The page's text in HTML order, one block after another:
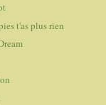
t'as plus rien